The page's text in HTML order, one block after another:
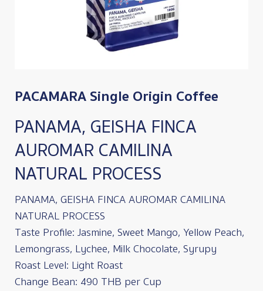
PACAMARA Single Origin Coffee
PANAMA, GEISHA FINCA
AUROMAR CAMILINA
NATURAL PROCESS
PANAMA, GEISHA FINCA AUROMAR CAMILINA
NATURAL PROCESS
Taste Profile: Jasmine, Sweet Mango, Yellow Peach,
Lemongrass, Lychee, Milk Chocolate, Syrupy
Roast Level: Light Roast
Change Bean: 490 THB per Cup